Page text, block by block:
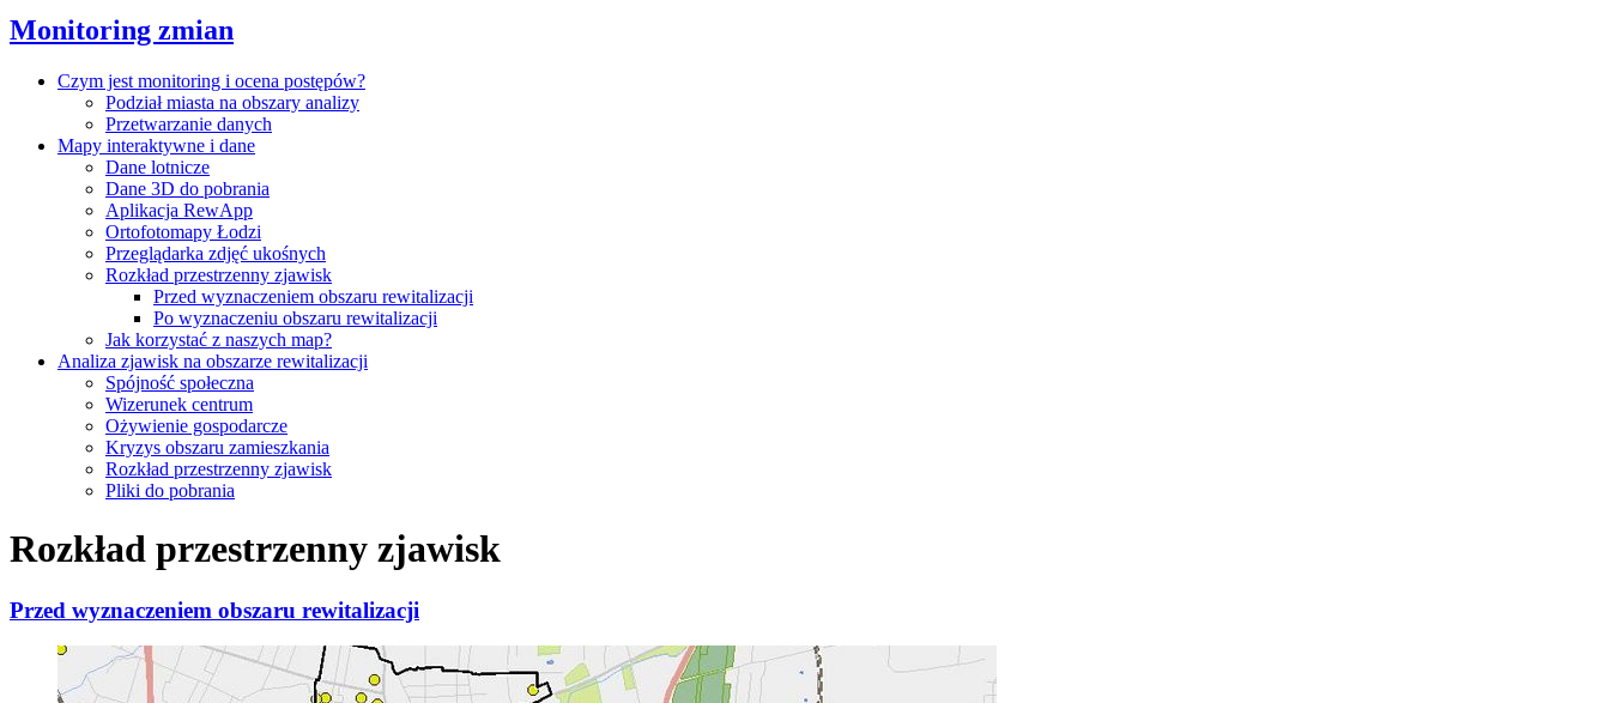
Monitoring zmian
Czym jest monitoring i ocena postępów?
Podział miasta na obszary analizy
Przetwarzanie danych
Mapy interaktywne i dane
Dane lotnicze
Dane 3D do pobrania
Aplikacja RewApp
Ortofotomapy Łodzi
Przeglądarka zdjęć ukośnych
Rozkład przestrzenny zjawisk
Przed wyznaczeniem obszaru rewitalizacji
Po wyznaczeniu obszaru rewitalizacji
Jak korzystać z naszych map?
Analiza zjawisk na obszarze rewitalizacji
Spójność społeczna
Wizerunek centrum
Ożywienie gospodarcze
Kryzys obszaru zamieszkania
Rozkład przestrzenny zjawisk
Pliki do pobrania
Rozkład przestrzenny zjawisk
Przed wyznaczeniem obszaru rewitalizacji